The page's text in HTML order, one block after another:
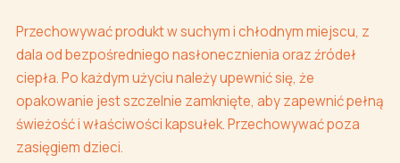
Przechowywać produkt w suchym i chłodnym miejscu, z
dala od bezpośredniego nasłonecznienia oraz źródeł
ciepła. Po każdym użyciu należy upewnić się, że
opakowanie jest szczelnie zamknięte, aby zapewnić pełną
świeżość i właściwości kapsułek. Przechowywać poza
zasięgiem dzieci.